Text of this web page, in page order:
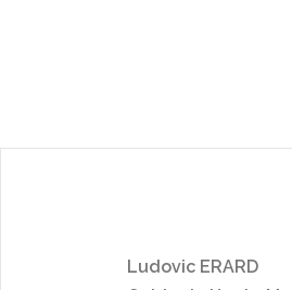
Ludovic ERARD